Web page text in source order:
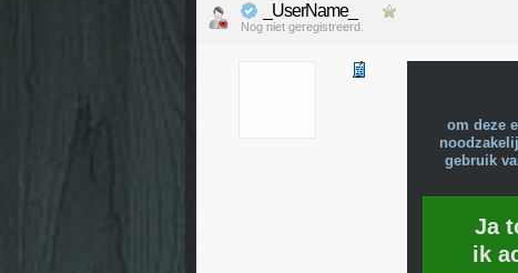
_UserName_
Nog niet geregistreerd.
om deze
gebruik
Ja
ik